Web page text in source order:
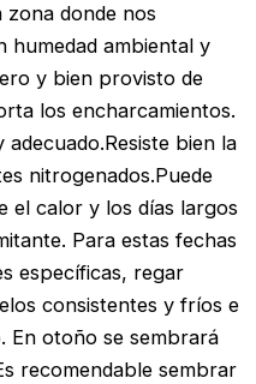
donde nos
humedad ambiental y
y bien provisto de
los encharcamientos.
bien la
nitrogenados.Puede
el calor y los días largos
Para estas fechas
específicas, regar
consistentes y fríos e
En otoño se sembrará
recomendable sembrar